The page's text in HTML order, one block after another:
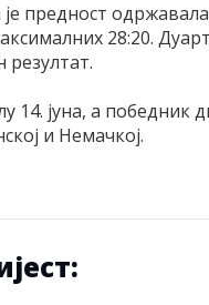
предност
28:20.
14. јуна, а победник
и Немачкој.